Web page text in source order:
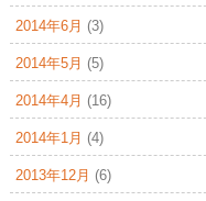
2014年6月 (3)
2014年5月 (5)
2014年4月 (16)
2014年1月 (4)
2013年12月 (6)